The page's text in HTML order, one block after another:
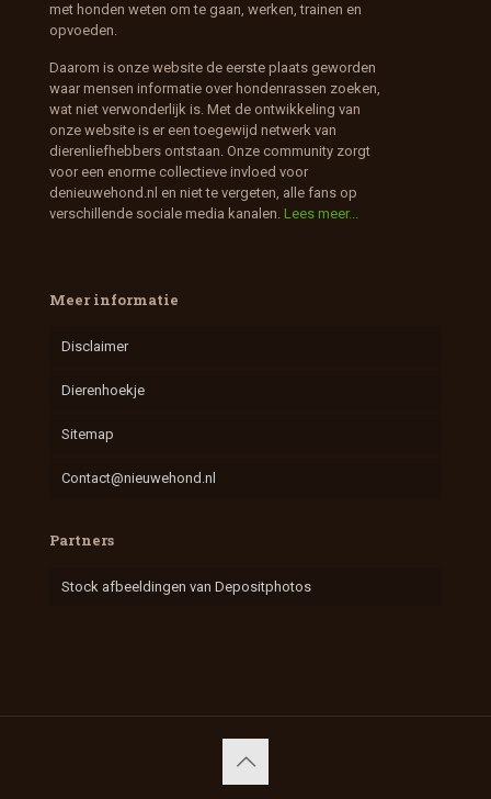
met honden weten om te gaan, werken, trainen en
opvoeden.
Daarom is onze website de eerste plaats geworden
waar mensen informatie over hondenrassen zoeken,
wat niet verwonderlijk is. Met de ontwikkeling van
onze website is er een toegewijd netwerk van
dierenliefhebbers ontstaan. Onze community zorgt
voor een enorme collectieve invloed voor
denieuwehond.nl en niet te vergeten, alle fans op
verschillende sociale media kanalen. Lees meer...
Meer informatie
Disclaimer
Dierenhoekje
Sitemap
Contact@nieuwehond.nl
Partners
Stock afbeeldingen van Depositphotos